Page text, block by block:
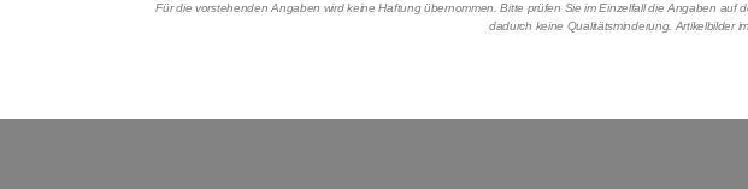
Für die vorstehenden Angaben wird keine Haftung übernommen. Bitte prüfen Sie im Einzelfall die Angaben
dadurch keine Qualitätsminderung. Artikelbilder